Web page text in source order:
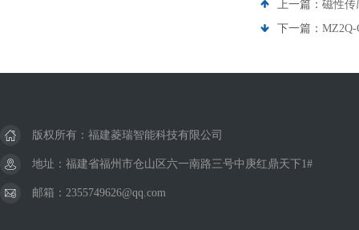
上一篇： 磁性传
下一篇： MZ2Q-
版权所有：福建菱瑞智能科技有限公司
地址：福建省福州市仓山区六一南路三号中庚红鼎天下1#
邮箱：2355749626@qq.com